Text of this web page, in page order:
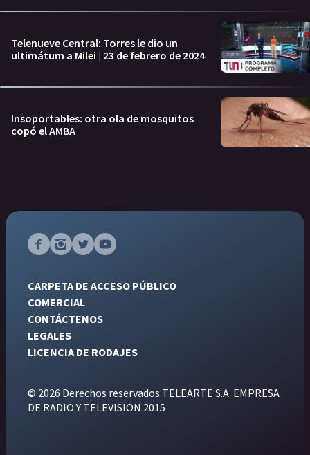
Telenueve Central: Torres le dio un
ultimátum a Milei | 23 de febrero de 2024
Insoportables: otra ola de mosquitos
copó el AMBA
CARPETA DE ACCESO PÚBLICO
COMERCIAL
CONTÁCTENOS
LEGALES
LICENCIA DE RODAJES
© 2026 Derechos reservados TELEARTE S.A. EMPRESA
DE RADIO Y TELEVISION 2015